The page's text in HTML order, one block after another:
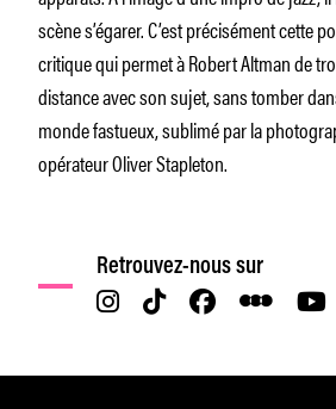
scène s’égarer. C’est précisément cette
critique qui permet à Robert Altman de
distance avec son sujet, sans tomber
monde fastueux, sublimé par la
opérateur Oliver Stapleton.
Retrouvez-nous sur